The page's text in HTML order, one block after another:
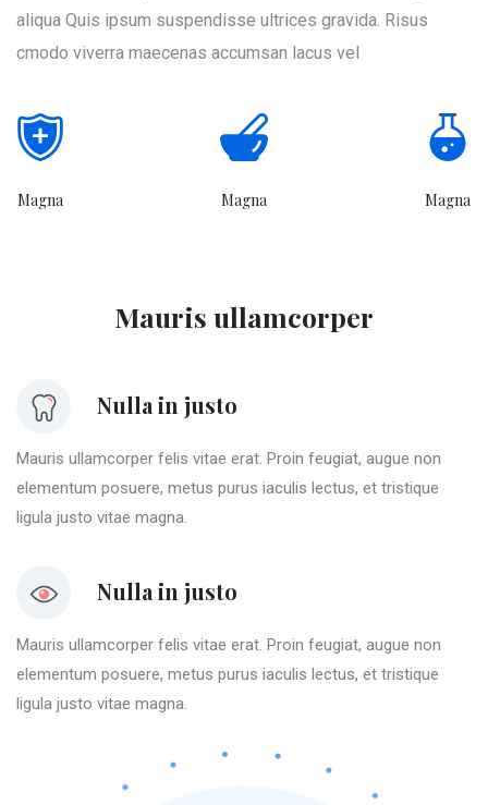
aliqua Quis ipsum suspendisse ultrices gravida. Risus
cmodo viverra maecenas accumsan lacus vel
Magna Magna Magna
Mauris ullamcorper
Nulla in justo
Mauris ullamcorper felis vitae erat. Proin feugiat, augue non
elementum posuere, metus purus iaculis lectus, et tristique
ligula justo vitae magna.
Nulla in justo
Mauris ullamcorper felis vitae erat. Proin feugiat, augue non
elementum posuere, metus purus iaculis lectus, et tristique
ligula justo vitae magna.